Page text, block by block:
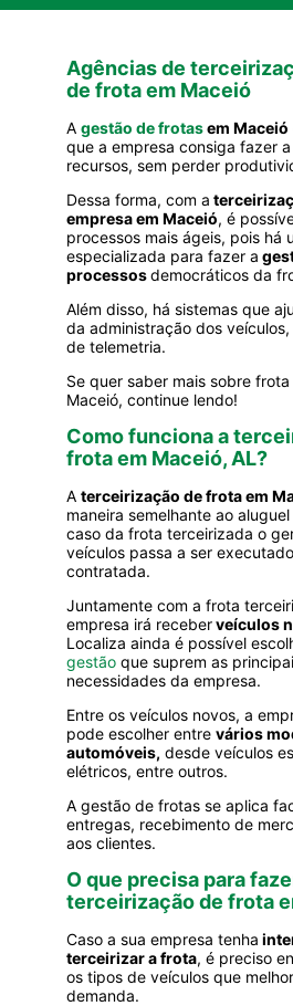
Agências de
de frota em Maceió
A gestão de frotasem Maceió
que a empresa consiga fazer
recursos, sem perder
Dessa forma, com a
empresa em Maceió, é
processos mais ágeis, pois há
especializada para fazer a
processosdemocráticos da
Além disso, há sistemas que
da administração dos
de telemetria.
Se quer saber mais sobre
Maceió, continue lendo!
Como funciona a
frota em Maceió, AL?
A terceirização de frota em
maneira semelhante ao
caso da frota terceirizada o
veículos passa a ser
contratada.
Juntamente com a frota
empresa irá receberveículos
Localiza ainda é possível
gestão que suprem as
necessidades da empresa.
Entre os veículos novos, a
pode escolher entre vários
automóveis, desde veículos
elétricos, entre outros.
A gestão de frotas se aplica
entregas, recebimento de
aos clientes.
O que precisa para
terceirização de frota
Caso a sua empresa tenha
terceirizar a frota, é preciso
os tipos de veículos que
demanda.